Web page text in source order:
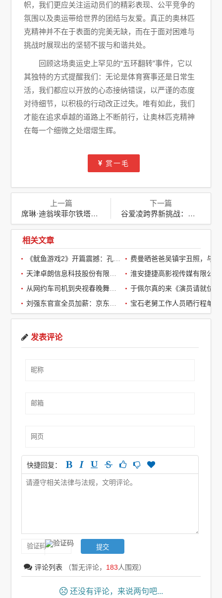
帜，我们更应关注运动员们的精彩表现、公平竞争的
氛围以及奥运带给世界的团结与友爱。真正的奥林匹
克精神并不在于表面的完美无缺，而在于面对困难与
挑战时展现出的坚韧不拔与和谐共处。
回顾这场奥运史上罕见的“五环翻转”事件，它以
其独特的方式提醒我们：无论是体育赛事还是日常生
活，我们都应以开放的心态接纳错误，以严谨的态度
对待细节，以积极的行动改正过失。唯有如此，我们
才能在追求卓越的道路上不断前行，让奥林匹克精神
在每一个细微之处熠熠生辉。
赏一毛
上一篇
席琳·迪翁埃菲尔铁塔下献唱：奥运开幕式上的璀璨回归
下一篇
谷爱凌跨界新挑战：宣布参加巴黎奥运会马拉松大众赛道
相关文章
淮安捷捷高影视传媒有限公司
发表评论
快捷回复：
评论列表 （暂无评论， 183人围观）
还没有评论，来说两句吧...